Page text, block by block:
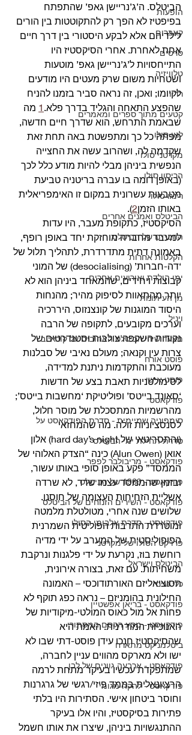
הופעות
קאברים
סרטים
טלוויזיה
רדיו
קטעים מתוך ספרים ומאמרים
לנון סולו
מקרטני סולו
הריסון סולו
רינגו סולו
הביטלס ואמנים אחרים
החברים של הביטלס
הקלטות אחרות
ימי הולדת ואירועים אחרים
מן העיתונות
ויניל
מצעד שירי הביטלס האהובים על קוראי ב
פוסט אורח
פוסט אישי
פודקאסט
סימפוניה שמיימית - סדרת הפודקאסט על
סדרת תחילת ימי הביטלס
פודקאסט - מריבולבר לפפר
פודקאסט - 1969 של הביטלס
פודקאסט - השירים הזנוחים של הביטלס
פודקאסט - סדרת אלבומי הסולו
פרויקט הסולו של מקרטני
הביטלס וישראל
כלי נגינה
פודקאסט - בריאן אפשטיין
פודקאסט - מסע הקסם המסתורי
ביטלמניקס מתארח
פודקאסט - ארבעה גוונים של לבן
פודקאסט - להקה מגומי
הביטלס. ה’ג’נריישן גאפ’ שהתפתח
בפיפטיז לא הפך רק להתקוטטות בין הורים
לילדיהם אלא לבקע היסטורי בין דרך חיים
אחת לאחרת. אחרי הסיקסטיז היו
התייחסויות ל’ג’נריישן גאפ’ מוטעות
ושטחיות משום שרק מעטים היו מודעים
לקיומו; ואכן, זה נראה סביר בזמנו להניח
שהפצע התאחה והגליד בדרך פלא. 1 מה
שבאמת התרחש, הוא שדרך חיים חדשה,
מפתה כל כך ומתפשטת באה תחת זאת
שקדמה לה, ושהרוב עשה את החצייה
הנפשית ביניהן מבלי להיות מודע כלל לכך
(באופן דומה בו עברה בריטניה טביעת
מטבעות עשרונית במקום זו האימפריאלית
באותו הזמן2
).
הסיקסטיז, כתקופת מעבר, היו עדות
למעבר מחברה מוחזקת יחד באופן רופף,
באמונה דתית מתדרדרת, לתהליך תלול של
‘דה-חברות’ (desocialising) של המוני
קבוצות ויחידים, שהמאחד ביניהן הוא לא
יותר מהתאוות לסיפוק מהיר; מהנחות
היסוד המוגנות של קונצנזוס, היררכיה
וערכים מקובעים, לתקופה של הרבה
נקודות השקפה צולבות וסטנדרטים של
צרות עין וקנאה; מעולם נאיבי של סבלנות
מעוכבת והתקדמות ניתנת למדידה,
לסימולטניות תאבת בצע של חדשות
‘סאונד בייטס’ ופוליטיקת ‘מחשבות בייטס’;
מהרשמיות המתסכלת של מוסר חלול,
לסנסציוניות זולה. מה שהמחזאי
(והתסריטאי של hard day’s night) אלון
אואן (Alun Owen) כינה “הצדק האלוהי של
הממסד” פקע באופן סופי באותו עשור,
ובזמן שהממסד עצמו שרד, לא שרדה
אשליית הזחיחות העצומה של חוסנו.
שלושים שנה אחרי, מטולטלת מלמטה
ומוטרדת התרבות הפוליטית השמרנית
הפופוליסטית של המערב על ידי מדיה
רוחשת בוז, נקרעת על ידי פלגנות ונרקבת
משחיתות. עם זאת, בצורה אירונית,
הסוציאליזם האורתודוכסי – האמונה
החילונית בהומניזם – נראה כפג תוקף לא
פחות אל מול כאוס המולטי-מיקודיות של
האנוכיות המודרנית. האמת היא
שהסיקסטיז חנכו עידן פוסט-דתי שבו לא
ישו ולא מארקס מהווים עניין לחברה,
שמתפקדת עכשיו בעיקר מתחת לרמה
הרציונאלית בממד פיזי/רגשי של גרגרנות
וחוסר ביטחון אישי. הסתירות היו בלתי
פתירות בסיקסטיז, והיו אלו בעיקר
ההתנגשויות ביניהן, שיצרו את אותו חשמל